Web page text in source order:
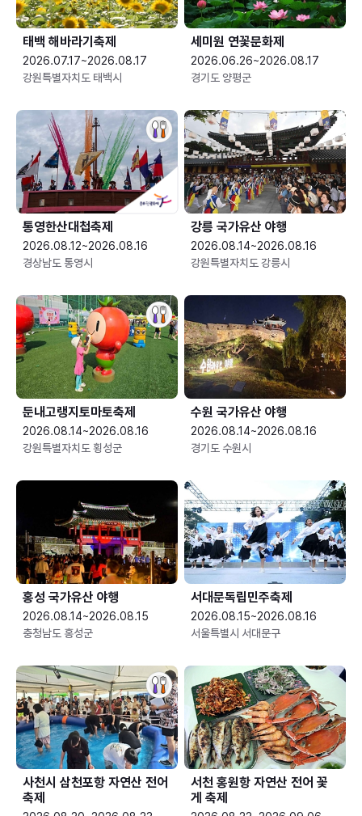
태백 해바라기축제
2026.07.17~2026.08.17
강원특별자치도 태백시
세미원 연꽃문화제
2026.06.26~2026.08.17
경기도 양평군
통영한산대첩축제
2026.08.12~2026.08.16
경상남도 통영시
강릉 국가유산 야행
2026.08.14~2026.08.16
강원특별자치도 강릉시
둔내고랭지토마토축제
2026.08.14~2026.08.16
강원특별자치도 횡성군
수원 국가유산 야행
2026.08.14~2026.08.16
경기도 수원시
홍성 국가유산 야행
2026.08.14~2026.08.15
충청남도 홍성군
서대문독립민주축제
2026.08.15~2026.08.16
서울특별시 서대문구
사천시 삼천포항 자연산 전어
축제
서천 홍원항 자연산 전어 꽃
게 축제